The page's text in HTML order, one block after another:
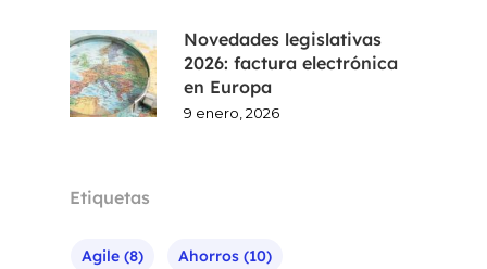
Novedades legislativas
2026: factura electrónica
en Europa
9 enero, 2026
Etiquetas
Agile (8) Ahorros (10)